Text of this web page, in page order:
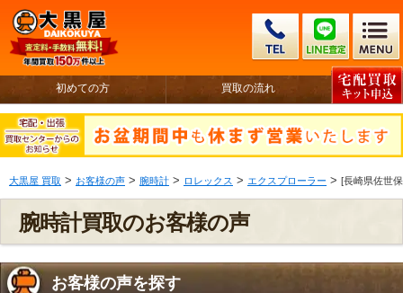
初めての方 買取の流れ
大黒屋 買取 > お客様の声 > 腕時計 > ロレックス > エクスプローラー > [長崎県佐世
腕時計買取のお客様の声
お客様の声を探す